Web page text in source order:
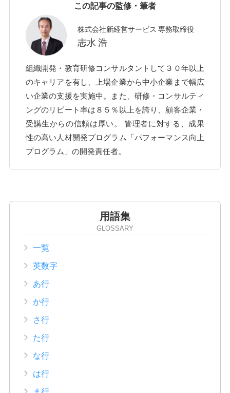
この記事の監修・筆者
株式会社新経営サービス 専務取締役
志水 浩
組織開発・教育研修コンサルタントして３０年以上
のキャリアを有し、上場企業から中小企業まで幅広
い企業の支援を実施中。また、研修・コンサルティ
ングのリピート率は８５％以上を誇り、顧客企業・
受講生からの信頼は厚い。 管理者に対する、成果
性の高い人材開発プログラム「パフォーマンス向上
プログラム」の開発責任者。
用語集
GLOSSARY
一覧
英数字
あ行
か行
さ行
た行
な行
は行